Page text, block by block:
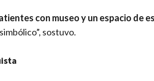
con museo y un espacio de
sostuvo.